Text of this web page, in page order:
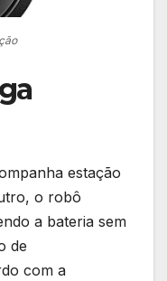
estação
o robô
a bateria sem
de
com a